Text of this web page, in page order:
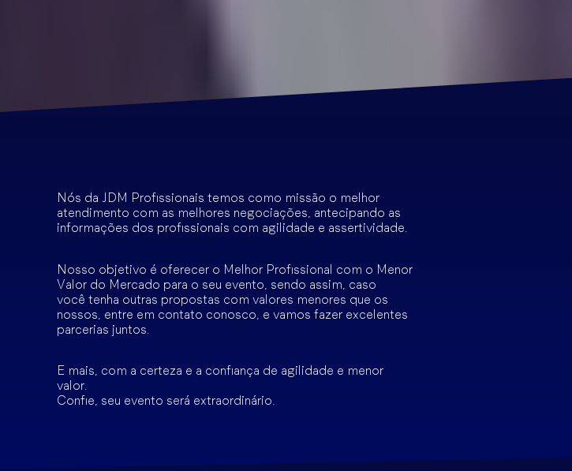
Nós da JDM Profissionais temos como missão o melhor
atendimento com as melhores negociações, antecipando as
informações dos profissionais com agilidade e assertividade.
Nosso objetivo é oferecer o Melhor Profissional com o Menor
Valor do Mercado para o seu evento, sendo assim, caso
você tenha outras propostas com valores menores que os
nossos, entre em contato conosco, e vamos fazer excelentes
parcerias juntos.
E mais, com a certeza e a confiança de agilidade e menor
valor.
Confie, seu evento será extraordinário.